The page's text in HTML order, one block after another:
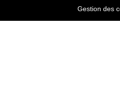
Gestion des